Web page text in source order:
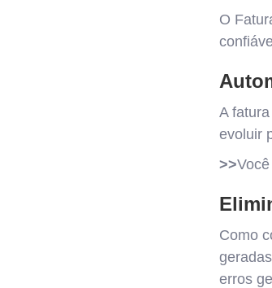
O
A
evoluir
>>
Como
erros